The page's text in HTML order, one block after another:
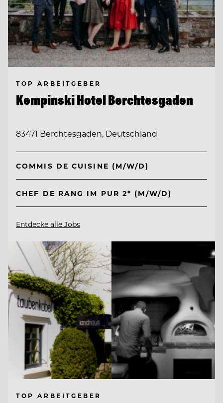
TOP ARBEITGEBER
Kempinski Hotel Berchtesgaden
83471 Berchtesgaden, Deutschland
COMMIS DE CUISINE (M/W/D)
CHEF DE RANG IM PUR 2* (M/W/D)
Entdecke alle Jobs
TOP ARBEITGEBER